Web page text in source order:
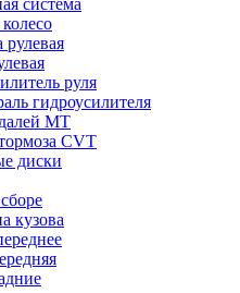
система
рулевая
руля
гидроусилителя
МТ
CVT
диски
кузова